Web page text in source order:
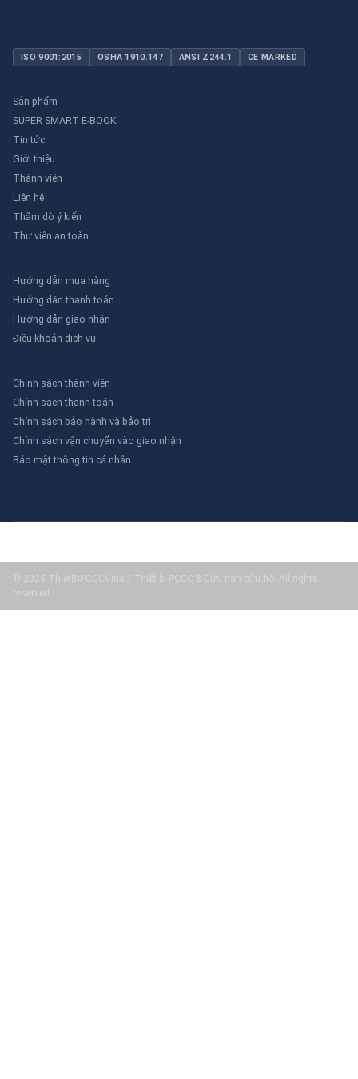
ISO 9001:2015 OSHA 1910.147 ANSI Z244.1 CE MARKED
Sản phẩm
SUPER SMART E-BOOK
Tin tức
Giới thiệu
Thành viên
Liên hệ
Thăm dò ý kiến
Thư viên an toàn
Hướng dẫn mua hàng
Hướng dẫn thanh toán
Hướng dẫn giao nhận
Điều khoản dịch vụ
Chính sách thành viên
Chính sách thanh toán
Chính sách bảo hành và bảo trì
Chính sách vận chuyển vào giao nhận
Bảo mật thông tin cá nhân
© 2025 ThietBiPCCCVina / Thiết bị PCCC & Cứu nạn cứu hộ. All rights
reserved.